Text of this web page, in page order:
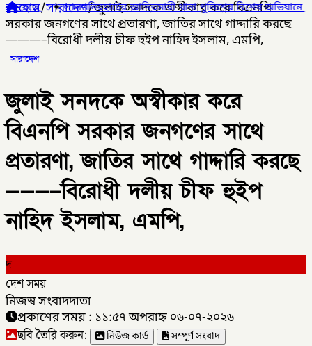
আদিতমারী থানা পুলিশের বিশেষ অভিযানে , মাদক সম্রাট মাইদুল
হোম/সারাদেশ/জুলাই সনদকে অস্বীকার করে বিএনপি
সরকার জনগণের সাথে প্রতারণা, জাতির সাথে গাদ্দারি করছে
———–বিরোধী দলীয় চীফ হুইপ নাহিদ ইসলাম, এমপি,
সারাদেশ
জুলাই সনদকে অস্বীকার করে
বিএনপি সরকার জনগণের সাথে
প্রতারণা, জাতির সাথে গাদ্দারি করছে
———–বিরোধী দলীয় চীফ হুইপ
নাহিদ ইসলাম, এমপি,
দ
দেশ সময়
নিজস্ব সংবাদদাতা
প্রকাশের সময় : ১১:৫৭ অপরাহ্ন ০৬-০৭-২০২৬
ছবি তৈরি করুন: নিউজ কার্ড
সম্পূর্ণ সংবাদ